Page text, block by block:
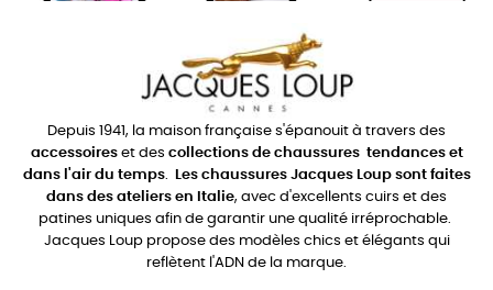
Depuis 1941, la maison française s'épanouit à travers des
accessoires et des collections de chaussures tendances et
dans l'air du temps.
Les chaussures Jacques Loup sont faites
dans des ateliers en Italie, avec d'excellents cuirs et des
patines uniques afin de garantir une qualité irréprochable.
Jacques Loup propose des modèles chics et élégants qui
reflètent l'ADN de la marque.